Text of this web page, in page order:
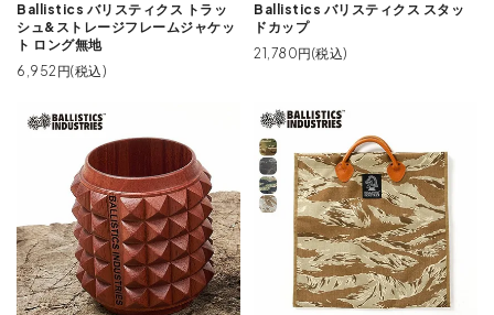
Ballistics バリスティクス トラッ
シュ&ストレージフレームジャケッ
ト ロング無地
6,952円(税込)
Ballistics バリスティクス スタッ
ドカップ
21,780円(税込)